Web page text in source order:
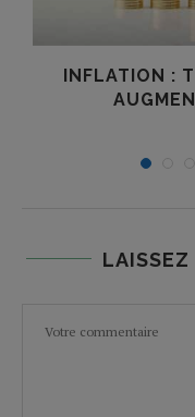
INFLATION :
LAISSEZ